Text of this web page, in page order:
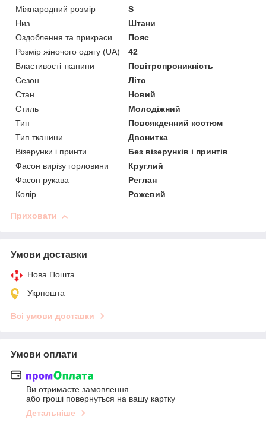
Міжнародний розмір
S
Низ
Штани
Оздоблення та прикраси
Пояс
Розмір жіночого одягу (UA)
42
Властивості тканини
Повітропроникність
Сезон
Літо
Стан
Новий
Стиль
Молодіжний
Тип
Повсякденний костюм
Тип тканини
Двонитка
Візерунки і принти
Без візерунків і принтів
Фасон вирізу горловини
Круглий
Фасон рукава
Реглан
Колір
Рожевий
Приховати
Умови доставки
Нова Пошта
Укрпошта
Всі умови доставки
Умови оплати
Ви отримаєте замовлення
або гроші повернуться на вашу картку
Детальніше